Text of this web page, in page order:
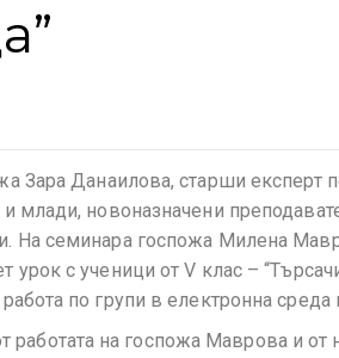
Зара Данаилова, старши експерт
новоназначени
На семинара госпожа Милена
с ученици от V клас –
по групи в електронна
на госпожа Маврова и от